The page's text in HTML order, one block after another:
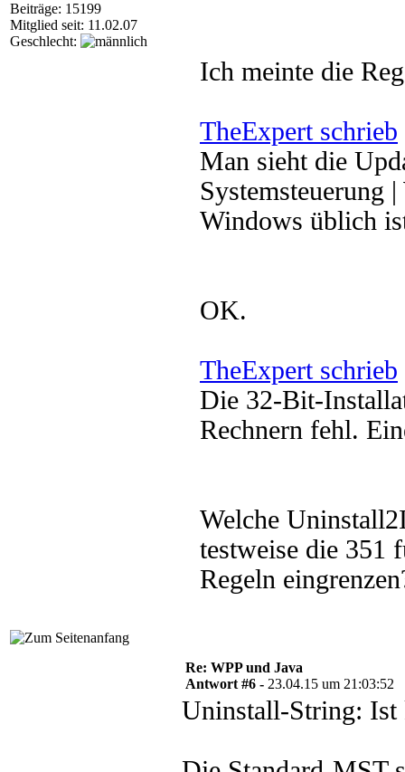
Beiträge: 15199
Mitglied seit: 11.02.07
Geschlecht:
Ich meinte die
TheExpert schrieb
Man sieht die
Systemsteuerung
Windows üblich
OK.
TheExpert schrieb
Die 32-Bit-
Rechnern fehl.
Welche
testweise die 351
Regeln
Re: WPP und Java
Antwort #6 - 23.04.15 um 21:03:52
Uninstall-String: Ist